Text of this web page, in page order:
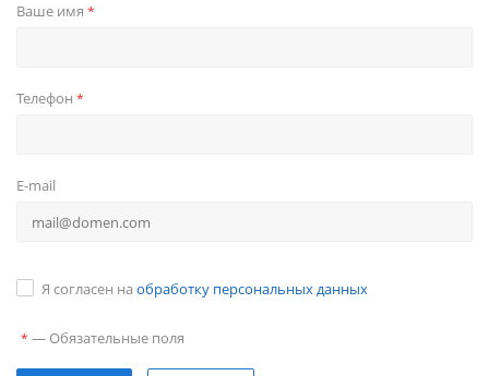
Ваше имя *
Телефон *
E-mail
Я согласен на обработку персональных данных
* — Обязательные поля